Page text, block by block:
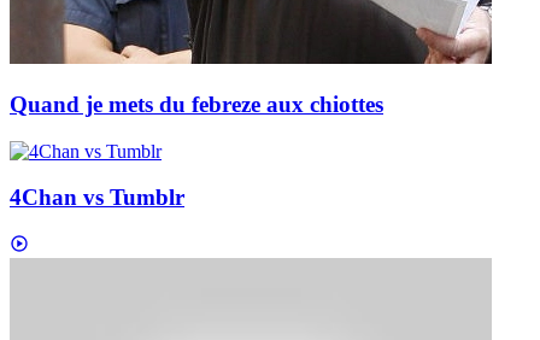
Quand je mets du febreze aux chiottes
4Chan vs Tumblr